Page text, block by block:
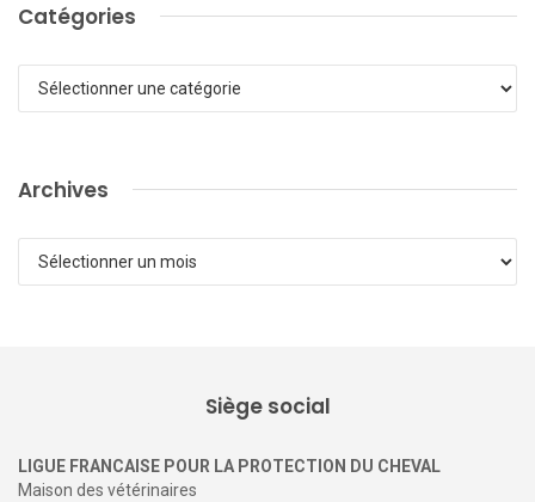
Catégories
Archives
Siège social
LIGUE FRANCAISE POUR LA PROTECTION DU CHEVAL
Maison des vétérinaires